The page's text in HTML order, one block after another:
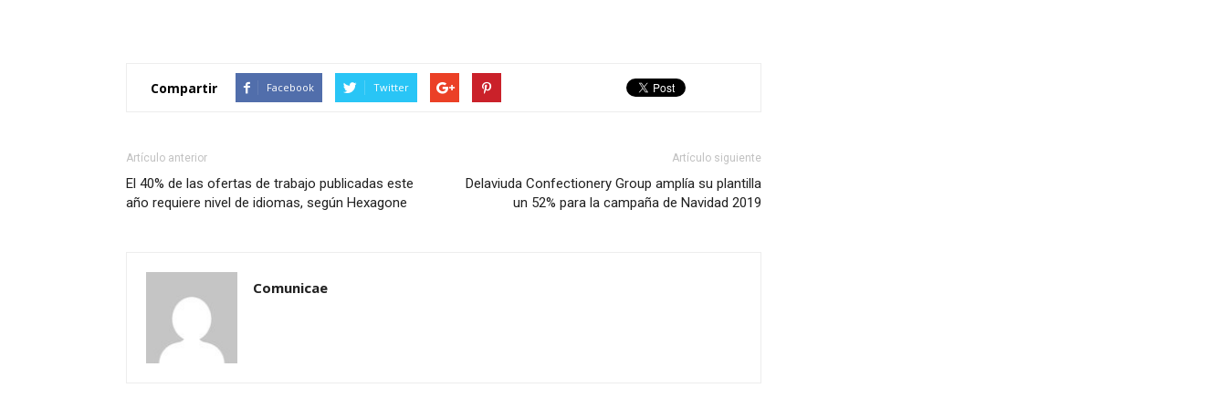
Compartir Facebook Twitter
Artículo anterior
El 40% de las ofertas de trabajo publicadas este
año requiere nivel de idiomas, según Hexagone
Artículo siguiente
Delaviuda Confectionery Group amplía su plantilla
un 52% para la campaña de Navidad 2019
Comunicae